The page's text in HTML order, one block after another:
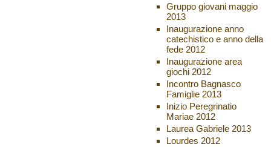
Gruppo giovani maggio
2013
Inaugurazione anno
catechistico e anno della
fede 2012
Inaugurazione area
giochi 2012
Incontro Bagnasco
Famiglie 2013
Inizio Peregrinatio
Mariae 2012
Laurea Gabriele 2013
Lourdes 2012